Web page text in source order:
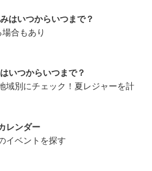
はいつからいつまで？
合もあり
いつからいつまで？
域別にチェック！夏レジャーを計
レンダー
イベントを探す